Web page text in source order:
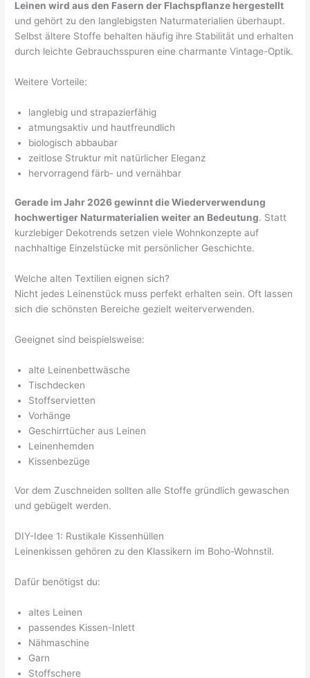
Leinen wird aus den Fasern der Flachspflanze hergestellt
und gehört zu den langlebigsten Naturmaterialien überhaupt.
Selbst ältere Stoffe behalten häufig ihre Stabilität und erhalten
durch leichte Gebrauchsspuren eine charmante Vintage-Optik.
Weitere Vorteile:
langlebig und strapazierfähig
atmungsaktiv und hautfreundlich
biologisch abbaubar
zeitlose Struktur mit natürlicher Eleganz
hervorragend färb- und vernähbar
Gerade im Jahr 2026 gewinnt die Wiederverwendung
hochwertiger Naturmaterialien weiter an Bedeutung. Statt
kurzlebiger Dekotrends setzen viele Wohnkonzepte auf
nachhaltige Einzelstücke mit persönlicher Geschichte.
Welche alten Textilien eignen sich?
Nicht jedes Leinenstück muss perfekt erhalten sein. Oft lassen
sich die schönsten Bereiche gezielt weiterverwenden.
Geeignet sind beispielsweise:
alte Leinenbettwäsche
Tischdecken
Stoffservietten
Vorhänge
Geschirrtücher aus Leinen
Leinenhemden
Kissenbezüge
Vor dem Zuschneiden sollten alle Stoffe gründlich gewaschen
und gebügelt werden.
DIY-Idee 1: Rustikale Kissenhüllen
Leinenkissen gehören zu den Klassikern im Boho-Wohnstil.
Dafür benötigst du:
altes Leinen
passendes Kissen-Inlett
Nähmaschine
Garn
Stoffschere